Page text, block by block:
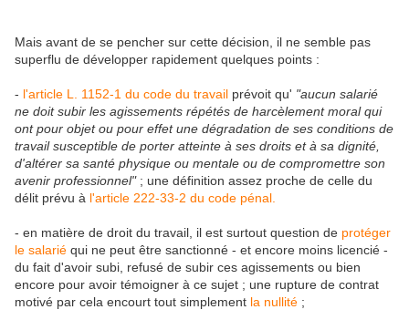
Mais avant de se pencher sur cette décision, il ne semble pas
superflu de développer rapidement quelques points :
- l'article L. 1152-1 du code du travail prévoit qu' "aucun salarié
ne doit subir les agissements répétés de harcèlement moral qui
ont pour objet ou pour effet une dégradation de ses conditions de
travail susceptible de porter atteinte à ses droits et à sa dignité,
d'altérer sa santé physique ou mentale ou de compromettre son
avenir professionnel"; une définition assez proche de celle du
délit prévu à l'article 222-33-2 du code pénal.
- en matière de droit du travail, il est surtout question de protéger
le salarié qui ne peut être sanctionné - et encore moins licencié -
du fait d'avoir subi, refusé de subir ces agissements ou bien
encore pour avoir témoigner à ce sujet ; une rupture de contrat
motivé par cela encourt tout simplement la nullité ;